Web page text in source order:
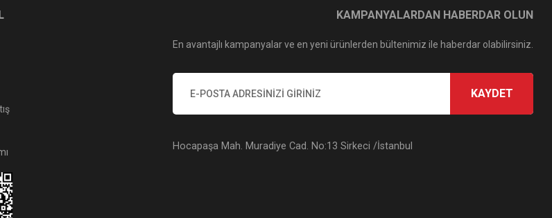
KAMPANYALARDAN HABERDAR OLUN
En avantajlı kampanyalar ve en yeni ürünlerden bültenimiz ile haberdar olabilirsiniz.
KAYDET
Hocapaşa Mah. Muradiye Cad. No:13 Sirkeci /İstanbul